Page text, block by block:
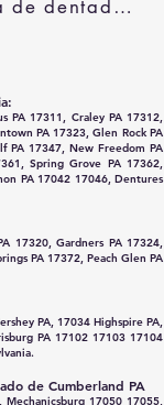
Dentista de dentaduras
PA 17311, Craley PA 17312,
PA 17323, Glen Rock PA
PA 17347, New Freedom PA
Spring Grove PA 17362,
PA 17042 17046, Dentures
17320, Gardners PA 17324,
PA 17372, Peach Glen PA
PA, 17034 Highspire PA,
PA 17102 17103 17104
de Cumberland PA
Mechanicsburg 17050 17055,